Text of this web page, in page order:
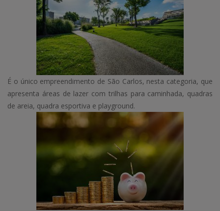
É o único empreendimento de São Carlos, nesta categoria, que
apresenta áreas de lazer com trilhas para caminhada, quadras
de areia, quadra esportiva e playground.